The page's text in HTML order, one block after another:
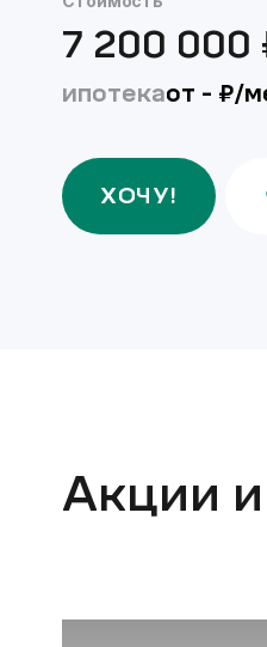
7 200 000
ипотекаот - ₽/
ХОЧУ!
Акции